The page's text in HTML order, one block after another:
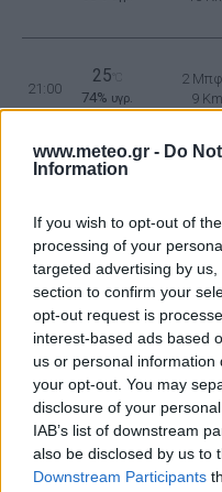
www.meteo.gr - Do
Information
If you wish to opt-out of
processing of your
targeted advertising by
section to confirm your
opt-out request is
interest-based ads based
us or personal
your opt-out. You may
disclosure of your
IAB’s list of downstream
also be disclosed by us to
Downstream Participants
21:00
25
74% υγρ.
2
9
ΤΕΤΑΡΤΗ12 ΑΥΓΟΥΣΤΟΥ
00:00
23°C
79% υγρ.
2
9
03:00
21°C
68%υγρ.
2
9
06:00
19 °C
74% υγρ.
2
9